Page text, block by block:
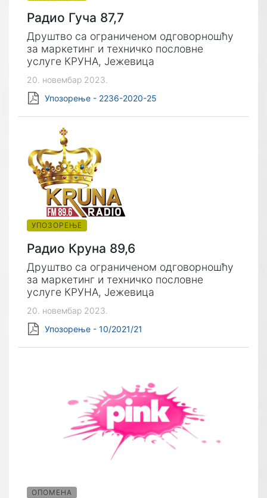
Радио Гуча 87,7
Друштво са ограниченом одговорношћу
за маркетинг и техничко пословне
услуге КРУНА, Јежевица
20. новембар 2023.
Упозорење - 2236-2020-25
УПОЗОРЕЊЕ
Радио Круна 89,6
Друштво са ограниченом одговорношћу
за маркетинг и техничко пословне
услуге КРУНА, Јежевица
20. новембар 2023.
Упозорење - 10/2021/21
ОПОМЕНА